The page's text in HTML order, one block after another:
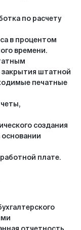
по расчету
в процентом
времени.
закрытия штатной
печатные
создания
основании
плате.